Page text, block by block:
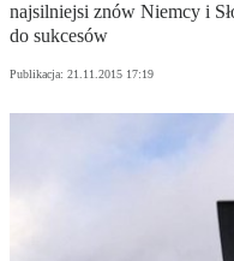
najsilniejsi znów Niemcy i
do sukcesów
Publikacja: 21.11.2015 17:19